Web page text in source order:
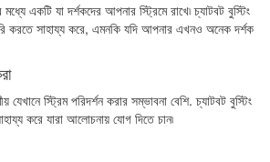
একটি যা দর্শকদের আপনার স্ট্রিমে রাখে৷ চ্যাটবট বুস্টিং
করতে সাহায্য করে, এমনকি যদি আপনার এখনও অনেক দর্শক
স্ট্রিম পরিদর্শন করার সম্ভাবনা বেশি. চ্যাটবট বুস্টিং
করে যারা আলোচনায় যোগ দিতে চান৷